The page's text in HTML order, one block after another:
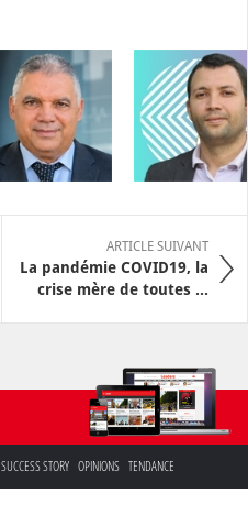
ARTICLE SUIVANT
La pandémie COVID19, la
crise mère de toutes ...
SUCCESS STORY OPINIONS TENDANCE